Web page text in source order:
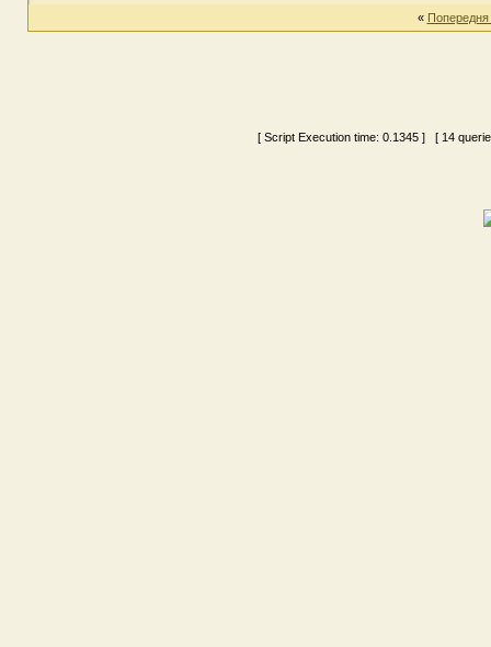
«
[ Script Execution time: 0.1345 ] [ 14